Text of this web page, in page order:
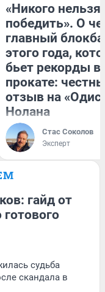
«Никого нельзя
победить». О
главный
этого года,
бьет рекорды в
прокате:
отзыв на
Нолана
Стас Соколов
Эксперт
гайд от
готового
судьба
скандала в